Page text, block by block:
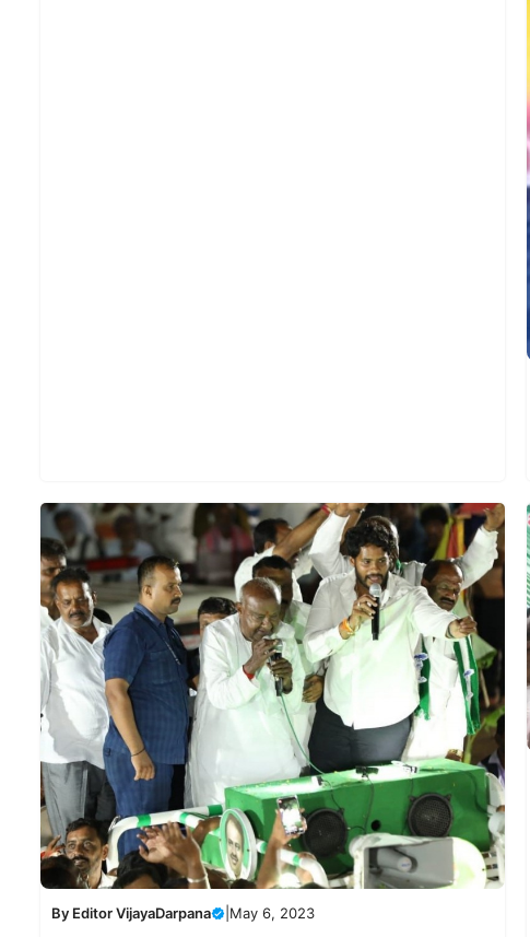
By Editor VijayaDarpana May 6, 2023